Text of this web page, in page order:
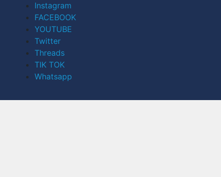
Instagram
FACEBOOK
YOUTUBE
Twitter
Threads
TIK TOK
Whatsapp